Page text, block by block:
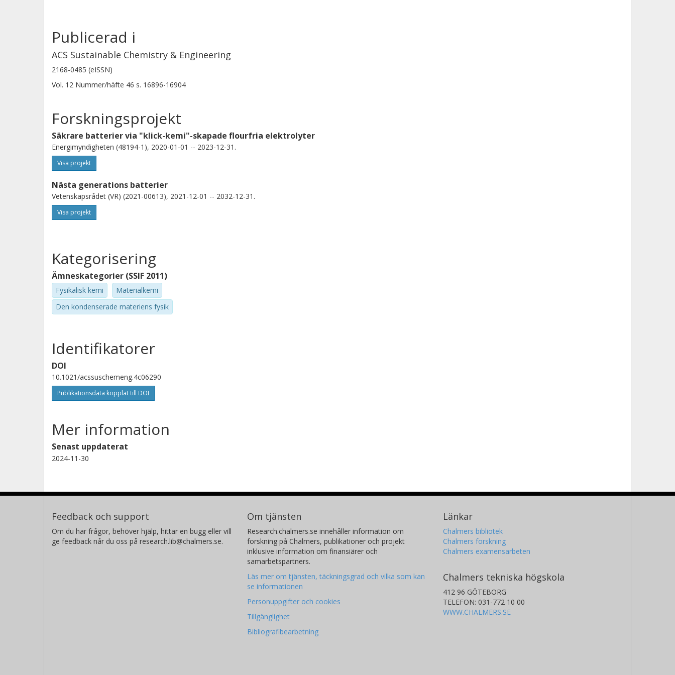
Publicerad i
ACS Sustainable Chemistry & Engineering
2168-0485 (eISSN)
Vol. 12 Nummer/häfte 46 s. 16896-16904
Forskningsprojekt
Säkrare batterier via "klick-kemi"-skapade flourfria elektrolyter
Energimyndigheten (48194-1), 2020-01-01 -- 2023-12-31.
Visa projekt
Nästa generations batterier
Vetenskapsrådet (VR) (2021-00613), 2021-12-01 -- 2032-12-31.
Visa projekt
Kategorisering
Ämneskategorier (SSIF 2011)
Fysikalisk kemi
Materialkemi
Den kondenserade materiens fysik
Identifikatorer
DOI
10.1021/acssuschemeng.4c06290
Publikationsdata kopplat till DOI
Mer information
Senast uppdaterat
2024-11-30
Feedback och support
Om du har frågor, behöver hjälp, hittar en bugg eller vill
ge feedback når du oss på research.lib@chalmers.se.
Om tjänsten
Research.chalmers.se innehåller information om
forskning på Chalmers, publikationer och projekt
inklusive information om finansiärer och
samarbetspartners.
Läs mer om tjänsten, täckningsgrad och vilka som kan
se informationen
Personuppgifter och cookies
Tillgänglighet
Bibliografibearbetning
Länkar
Chalmers bibliotek
Chalmers forskning
Chalmers examensarbeten
Chalmers tekniska högskola
412 96 GÖTEBORG
TELEFON: 031-772 10 00
WWW.CHALMERS.SE